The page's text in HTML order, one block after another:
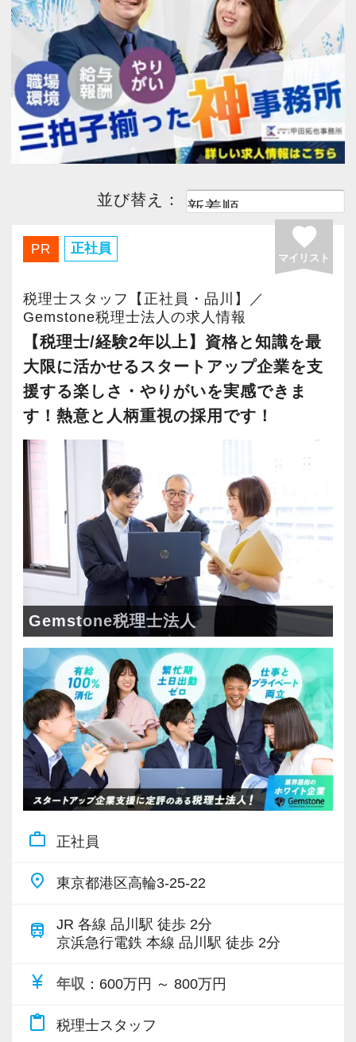
並び替え：
PR 正社員 favorite
マイリスト
税理士スタッフ【正社員・品川】／
Gemstone税理士法人の求人情報
【税理士/経験2年以上】資格と知識を最
大限に活かせるスタートアップ企業を支
援する楽しさ・やりがいを実感できま
す！熱意と人柄重視の採用です！
Gemstone税理士法人
work_outline 正社員
place 東京都港区高輪3-25-22
train
JR 各線 品川駅 徒歩 2分
京浜急行電鉄 本線 品川駅 徒歩 2分
currency_yen 年収 ：600万円 ～ 800万円
content_paste 税理士スタッフ